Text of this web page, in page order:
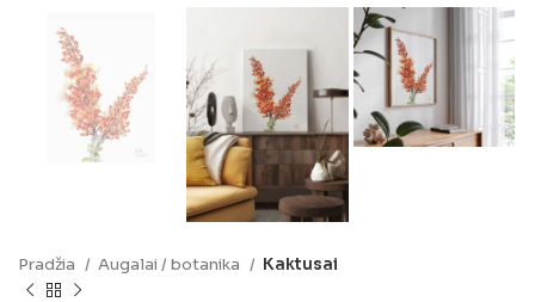
Pradžia Augalai / botanika Kaktusai